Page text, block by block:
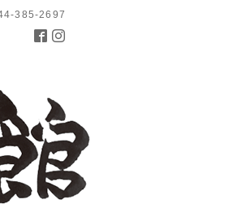
385-2697